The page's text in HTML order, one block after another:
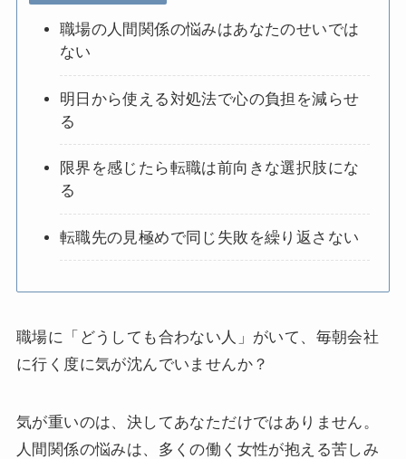
職場の人間関係の悩みはあなたのせいでは
ない
明日から使える対処法で心の負担を減らせ
る
限界を感じたら転職は前向きな選択肢にな
る
転職先の見極めで同じ失敗を繰り返さない
職場に「どうしても合わない人」がいて、毎朝会社
に行く度に気が沈んでいませんか？
気が重いのは、決してあなただけではありません。
人間関係の悩みは、多くの働く女性が抱える苦しみ